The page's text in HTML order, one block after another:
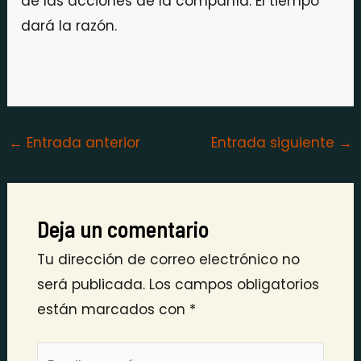
dará la razón.
← Entrada anterior Entrada siguiente →
Deja un comentario
Tu dirección de correo electrónico no
será publicada. Los campos obligatorios
están marcados con *